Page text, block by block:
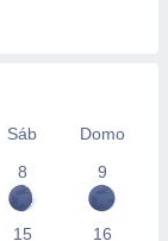
Sáb
Domo
8 9
15 16